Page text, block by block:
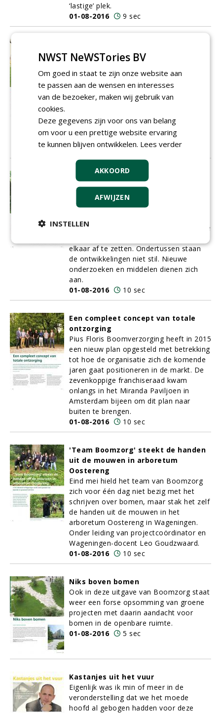
‘lastige’ plek.
01-08-2016
9 sec
een generale repetitie voor het
Zo’n 28 jongens van Helicon Apeldoorn
deden dit jaar eindexamen
Boomverzorging. De Proeve van
Zuiderpark in Apeldoorn. Boomzorg nam
er een kijkje en de vier kandidaten
brachten het er zo te zien goed van af.
01-08-2016
10 sec
Bestrijding eikenprocessierups nog
in tussenfase
Wat doen we als het om bestrijding van
de irritante eikenprocessierups gaat?
Xen Tari? Opdrachtgevers hebben moeite
elkaar af te zetten. Ondertussen staan
de ontwikkelingen niet stil. Nieuwe
onderzoeken en middelen dienen zich
aan.
01-08-2016
10 sec
Een compleet concept van totale
ontzorging
Pius Floris Boomverzorging heeft in 2015
een nieuw plan opgesteld met betrekking
tot hoe de organisatie zich de komende
jaren gaat positioneren in de markt. De
zevenkoppige franchiseraad kwam
onlangs in het Miranda Paviljoen in
Amsterdam bijeen om dit plan naar
buiten te brengen.
01-08-2016
10 sec
'Team Boomzorg' steekt de handen
uit de mouwen in arboretum
Oostereng
Eind mei hield het team van Boomzorg
zich voor één dag niet bezig met het
schrijven over bomen, maar stak het zelf
de handen uit de mouwen in het
arboretum Oostereng in Wageningen.
Onder leiding van projectcoördinator en
Wageningen-docent Leo Goudzwaard.
01-08-2016
10 sec
Niks boven bomen
Ook in deze uitgave van Boomzorg staat
weer een forse opsomming van groene
projecten met daarin aandacht voor
bomen in de openbare ruimte.
01-08-2016
5 sec
Kastanjes uit het vuur
Eigenlijk was ik min of meer in de
veronderstelling dat we het moede
hoofd al gebogen hadden voor deze
NWST NeWSTories BV
Om goed in staat te zijn onze website aan
te passen aan de wensen en interesses
van de bezoeker, maken wij gebruik van
cookies.
Deze gegevens zijn voor ons van belang
om voor u een prettige website ervaring
te kunnen blijven ontwikkelen. Lees verder
AKKOORD
AFWIJZEN
INSTELLEN